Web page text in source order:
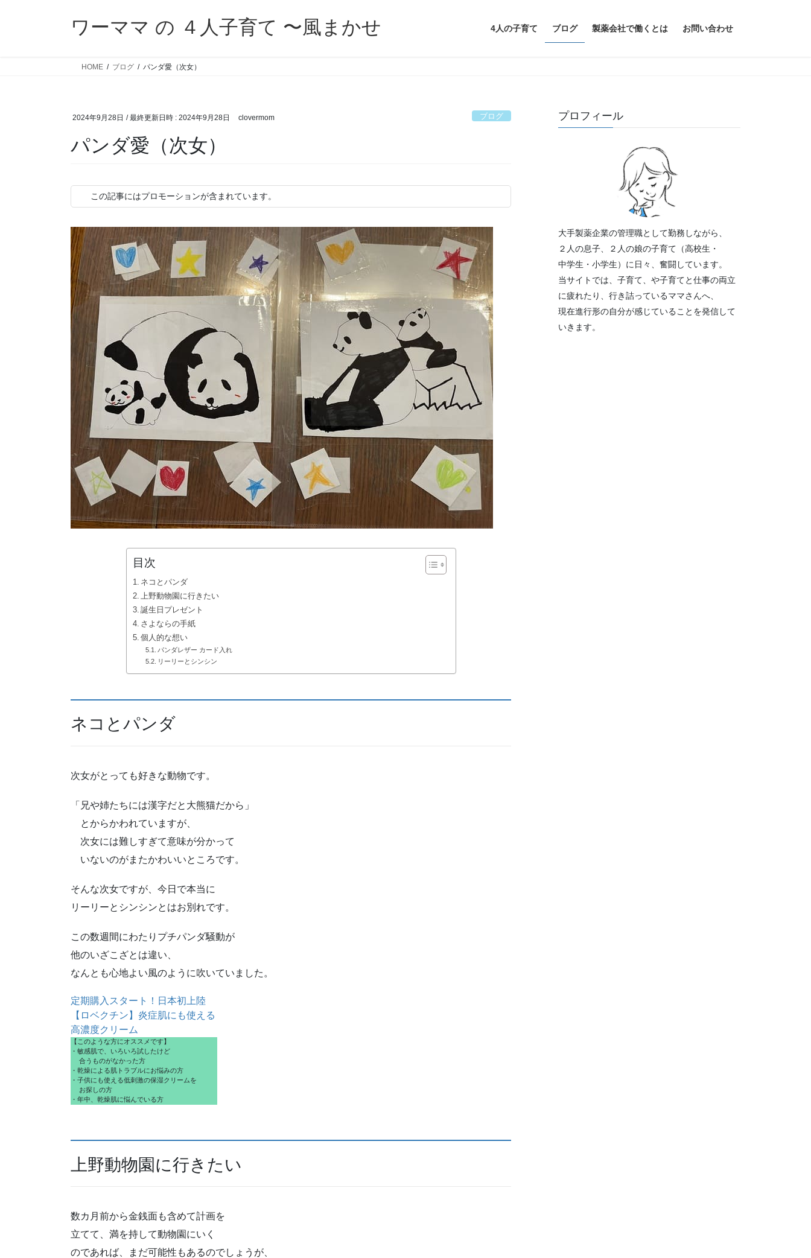
ワーママ の ４人子育て 〜風まかせ 4人の子育て ブログ 製薬会社で働くとは お問い合わせ
HOME ブログ パンダ愛（次女）
2024年9月28日 / 最終更新日時 : 2024年9月28日 clovermom ブログ
パンダ愛（次女）
この記事にはプロモーションが含まれています。
目次
ネコとパンダ
上野動物園に行きたい
誕生日プレゼント
さよならの手紙
個人的な想い
パンダレザー カード入れ
リーリーとシンシン
ネコとパンダ
次女がとっても好きな動物です。
「兄や姉たちには漢字だと大熊猫だから」
とからかわれていますが、
次女には難しすぎて意味が分かって
いないのがまたかわいいところです。
そんな次女ですが、今日で本当に
リーリーとシンシンとはお別れです。
この数週間にわたりプチパンダ騒動が
他のいざこざとは違い、
なんとも心地よい風のように吹いていました。
定期購入スタート！日本初上陸
【ロベクチン】炎症肌にも使える
高濃度クリーム
【このような方にオススメです】
・敏感肌で、いろいろ試したけど
  合うものがなかった方
・乾燥による肌トラブルにお悩みの方
・子供にも使える低刺激の保湿クリームを
  お探しの方
・年中、乾燥肌に悩んでいる方
上野動物園に行きたい
数カ月前から金銭面も含めて計画を
立てて、満を持して動物園にいく
のであれば、まだ可能性もあるのでしょうが、
プロフィール
大手製薬企業の管理職として勤務しながら、
２人の息子、２人の娘の子育て（高校生・
中学生・小学生）に日々、奮闘しています。
当サイトでは、子育て、や子育てと仕事の両立
に疲れたり、行き詰っているママさんへ、
現在進行形の自分が感じていることを発信して
いきます。